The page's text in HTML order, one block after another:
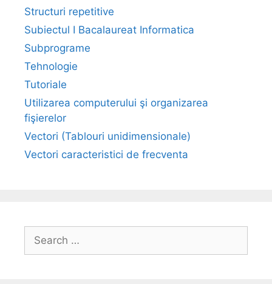
Structuri repetitive
Subiectul I Bacalaureat Informatica
Subprograme
Tehnologie
Tutoriale
Utilizarea computerului şi organizarea
fişierelor
Vectori (Tablouri unidimensionale)
Vectori caracteristici de frecventa
for: